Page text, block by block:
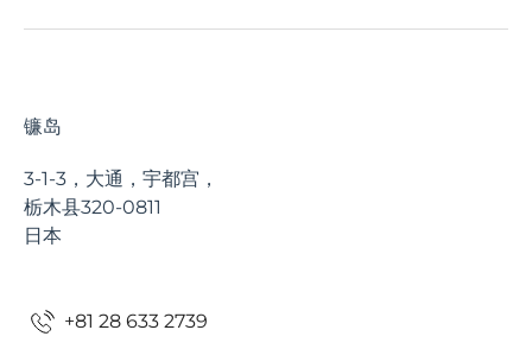
镰岛
3-1-3，大通，宇都宫，
栃木县320-0811
日本
+81 28 633 2739